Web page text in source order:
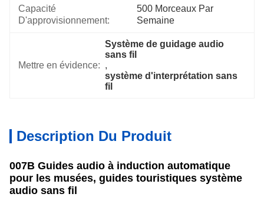
Capacité
D'approvisionnement:
500 Morceaux Par
Semaine
Mettre en évidence:
Système de guidage audio
sans fil
,
système d'interprétation sans
fil
Description Du Produit
007B Guides audio à induction automatique
pour les musées, guides touristiques système
audio sans fil